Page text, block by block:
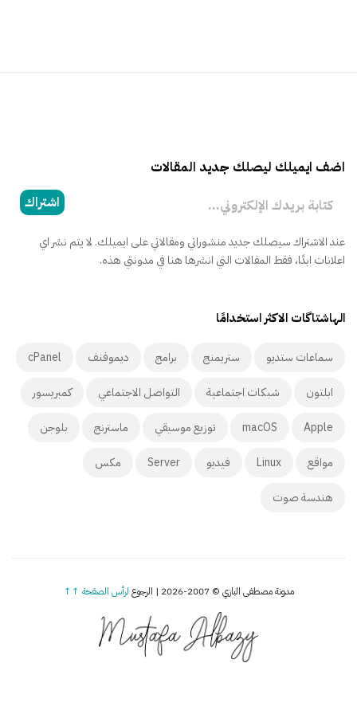
اضف ايميلك ليصلك جديد المقالات
اشتراك
عند الاشتراك سيصلك جديد منشوراتي ومقالاتي على ايميلك. لا يتم نشر اي
اعلانات ابدًا، فقط المقالات التي انشرها هنا في مدونتي هذه.
الهاشتاگات الاكثر استخدامًا
سماعات ستديو ستريمنج برامج ديموفنف cPanel
ابلتون شبكات اجتماعية التواصل الاجتماعي كمبريسور
Apple
macOS توزيع موسيقي ماسترنج بلوجن
مواقع Linux فيديو Server مكس
هندسة صوت
مدونة مصطفى البازي © 2007-2026 | الرجوع لرأس الصفحة ↑↑